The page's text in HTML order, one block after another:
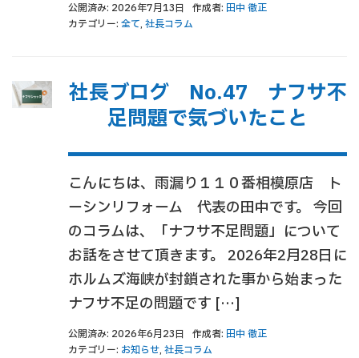
公開済み: 2026年7月13日 作成者: 田中 徹正
カテゴリー: 全て, 社長コラム
社長ブログ No.47 ナフサ不
足問題で気づいたこと
こんにちは、雨漏り１１０番相模原店 ト
ーシンリフォーム 代表の田中です。 今回
のコラムは、「ナフサ不足問題」について
お話をさせて頂きます。 2026年2月28日に
ホルムズ海峡が封鎖された事から始まった
ナフサ不足の問題です […]
公開済み: 2026年6月23日 作成者: 田中 徹正
カテゴリー: お知らせ, 社長コラム